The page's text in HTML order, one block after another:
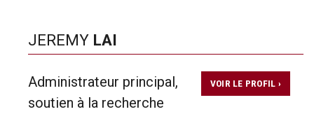
JEREMY LAI
Administrateur principal,
soutien à la recherche
VOIR LE PROFIL ›